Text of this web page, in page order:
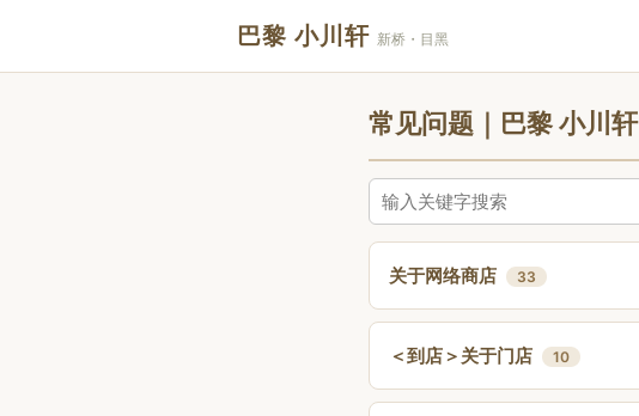
巴黎 小川轩 新桥・目黑
常见问题｜巴黎 小川轩
关于网络商店 33
＜到店＞关于门店 10